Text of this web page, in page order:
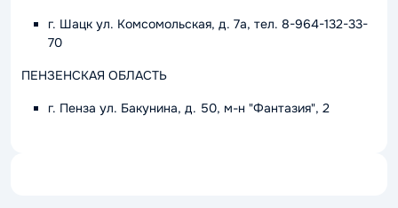
г. Шацк ул. Комсомольская, д. 7а, тел. 8-964-132-33-
70
ПЕНЗЕНСКАЯ ОБЛАСТЬ
г. Пенза ул. Бакунина, д. 50, м-н "Фантазия", 2